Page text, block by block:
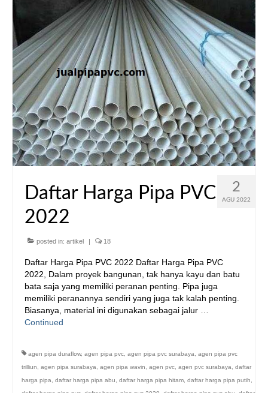
2
AGU 2022
Daftar Harga Pipa PVC
2022
posted in: artikel 18
Daftar Harga Pipa PVC 2022 Daftar Harga Pipa PVC
2022, Dalam proyek bangunan, tak hanya kayu dan batu
bata saja yang memiliki peranan penting. Pipa juga
memiliki peranannya sendiri yang juga tak kalah penting.
Biasanya, material ini digunakan sebagai jalur …
Continued
agen pipa duraflow, agen pipa pvc, agen pipa pvc surabaya, agen pipa pvc
trilliun, agen pipa surabaya, agen pipa wavin, agen pvc, agen pvc surabaya, daftar
harga pipa, daftar harga pipa abu, daftar harga pipa hitam, daftar harga pipa putih,